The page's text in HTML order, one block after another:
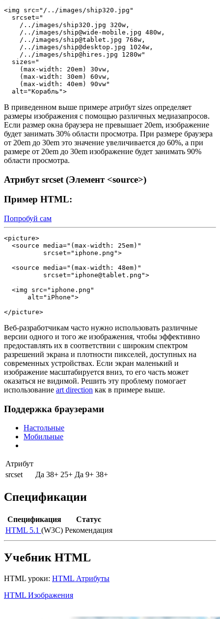
<img src="/../images/ship320.jpg"
  srcset="
    /../images/ship320.jpg 320w,
    /../images/ship@wide-mobile.jpg 480w,
    /../images/ship@tablet.jpg 768w,
    /../images/ship@desktop.jpg 1024w,
    /../images/ship@hires.jpg 1280w"
  sizes="
    (max-width: 20em) 30vw,
    (max-width: 30em) 60vw,
    (max-width: 40em) 90vw"
  alt="Корабль">
В приведенном выше примере атрибут sizes определяет
размеры изображения с помощью различных медиазапросов.
Если размер окна браузера не превышает 20em, изображение
будет занимать 30% области просмотра. При размере браузера
от 20em до 30em это значение увеличивается до 60%, а при
размере от 20em до 30em изображение будет занимать 90%
области просмотра.
Атрибут srcset (Элемент <source>)
Пример HTML:
Попробуй сам
<picture>
  <source media="(max-width: 25em)"
          srcset="iphone.png">
  <source media="(max-width: 48em)"
          srcset="iphone@tablet.png">
  <img src="iphone.png"
      alt="iPhone">
</picture>
Веб-разработчикам часто нужно использовать различные
версии одного и того же изображения, чтобы эффективно
предоставлять их в соответствии с широким спектром
разрешений экрана и плотности пикселей, доступных на
современных устройствах. Если экран маленький и
изображение масштабируется вниз, то его часть может
оказаться не видимой. Решить эту проблему помогает
использование art direction как в примере выше.
Поддержка браузерами
Настольные
Мобильные
Атрибут
srcset
Да 38+ 25+ Да 9+ 38+
Спецификации
Спецификация
Статус
HTML 5.1 (W3C) Рекомендация
Учебник HTML
HTML уроки: HTML Атрибуты
HTML Изображения